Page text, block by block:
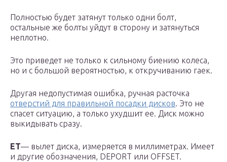
Полностью будет затянут только одни болт,
остальные же болты уйдут в сторону и затянуться
неплотно.
Это приведет не только к сильному биению колеса,
но и с большой вероятностью, к откручиванию гаек.
Другая недопустимая ошибка, ручная расточка
отверстий для правильной посадки дисков. Это не
спасет ситуацию, а только ухудшит ее. Диск можно
выкидывать сразу.
ET— вылет диска, измеряется в миллиметрах. Имеет
и другие обозначения, DEPORT или OFFSET.